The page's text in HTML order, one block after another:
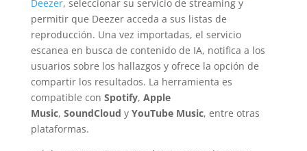
Deezer, seleccionar su servicio de streaming y
permitir que Deezer acceda a sus listas de
reproducción. Una vez importadas, el servicio
escanea en busca de contenido de IA, notifica a los
usuarios sobre los hallazgos y ofrece la opción de
compartir los resultados. La herramienta es
compatible con Spotify, Apple
Music, SoundCloud y YouTube Music, entre otras
plataformas.